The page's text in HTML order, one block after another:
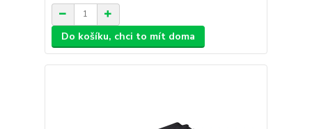
Do košíku, chci to mít doma